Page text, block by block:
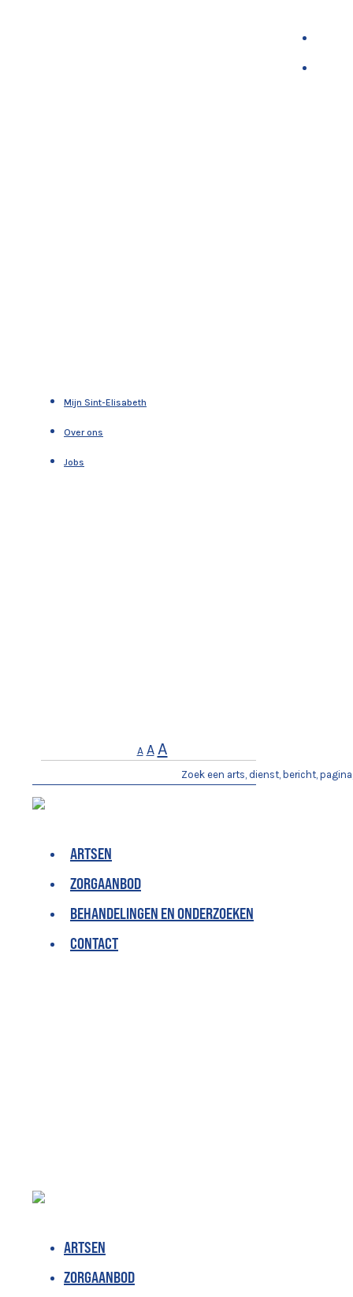
Mijn Sint-Elisabeth
Over ons
Jobs
ALettertype
grootte
verkleinen.
ALettertype
grootte
resetten.
ALettertype
grootte
vergroten.
ARTSEN
ZORGAANBOD
BEHANDELINGEN EN ONDERZOEKEN
CONTACT
ARTSEN
ZORGAANBOD